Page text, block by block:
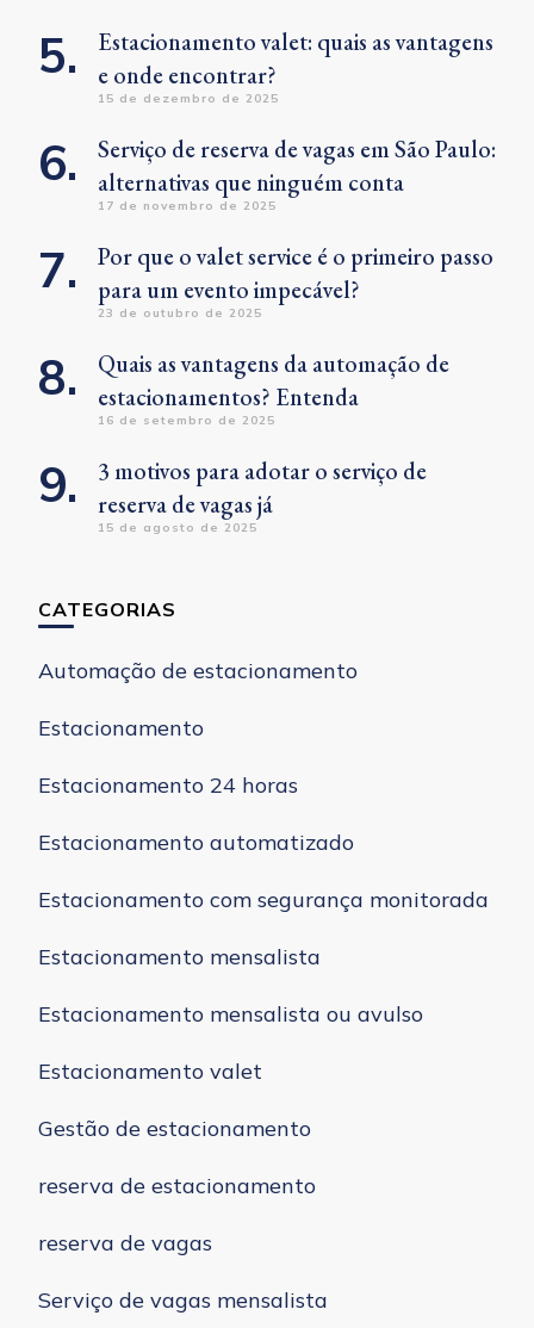
Estacionamento valet: quais as vantagens
e onde encontrar?
15 de dezembro de 2025
Serviço de reserva de vagas em São Paulo:
alternativas que ninguém conta
17 de novembro de 2025
Por que o valet service é o primeiro passo
para um evento impecável?
23 de outubro de 2025
Quais as vantagens da automação de
estacionamentos? Entenda
16 de setembro de 2025
3 motivos para adotar o serviço de
reserva de vagas já
15 de agosto de 2025
CATEGORIAS
Automação de estacionamento
Estacionamento
Estacionamento 24 horas
Estacionamento automatizado
Estacionamento com segurança monitorada
Estacionamento mensalista
Estacionamento mensalista ou avulso
Estacionamento valet
Gestão de estacionamento
reserva de estacionamento
reserva de vagas
Serviço de vagas mensalista